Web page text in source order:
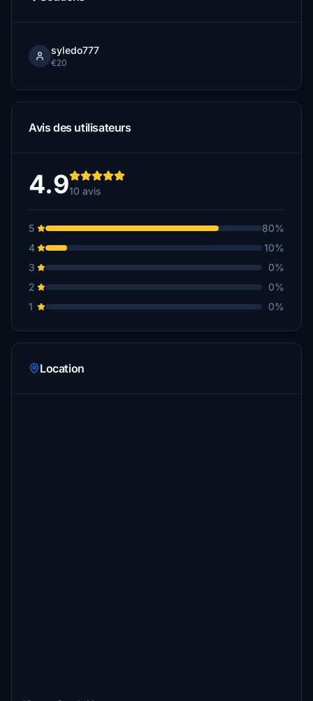
syledo777
€20
Avis des utilisateurs
4.910 avis
5
80%
4
10%
3
0%
2
0%
1
0%
Location